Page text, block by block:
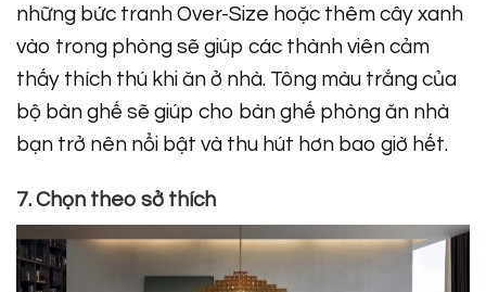
những bức tranh Over-Size hoặc thêm cây xanh
vào trong phòng sẽ giúp các thành viên cảm
thấy thích thú khi ăn ở nhà. Tông màu trắng của
bộ bàn ghế sẽ giúp cho bàn ghế phòng ăn nhà
bạn trở nên nổi bật và thu hút hơn bao giờ hết.
7. Chọn theo sở thích